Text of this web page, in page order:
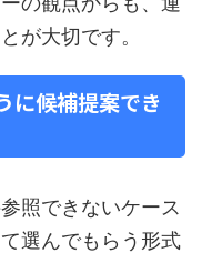
が大切です。
に候補提案でき
照できないケース
選んでもらう形式